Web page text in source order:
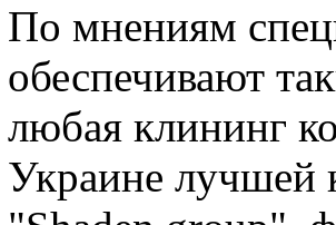
По мнениям
обеспечивают
любая клининг
Украине лучшей